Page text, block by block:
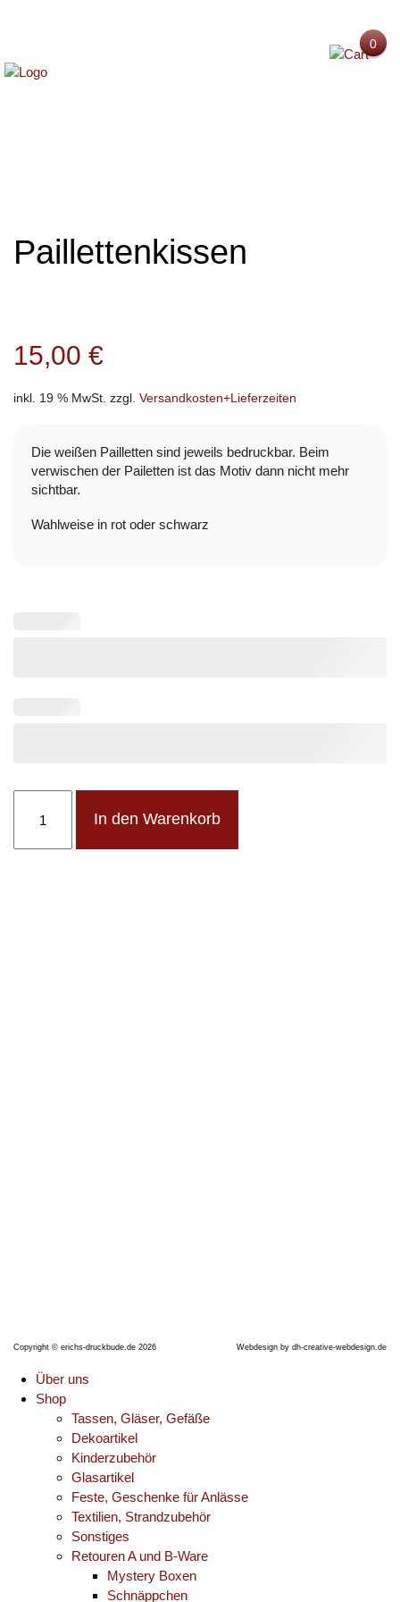
0
Paillettenkissen
15,00 €
inkl. 19 % MwSt. zzgl. Versandkosten+Lieferzeiten
Die weißen Pailletten sind jeweils bedruckbar. Beim
verwischen der Pailetten ist das Motiv dann nicht mehr
sichtbar.
Wahlweise in rot oder schwarz
Menge
In den Warenkorb
Copyright © erichs-druckbude.de 2026 Webdesign by dh-creative-webdesign.de
Über uns
Shop
Tassen, Gläser, Gefäße
Dekoartikel
Kinderzubehör
Glasartikel
Feste, Geschenke für Anlässe
Textilien, Strandzubehör
Sonstiges
Retouren A und B-Ware
Mystery Boxen
Schnäppchen